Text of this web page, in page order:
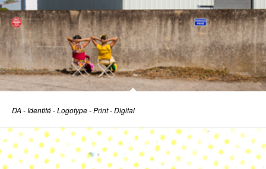
DA - Identité - Logotype - Print - Digital